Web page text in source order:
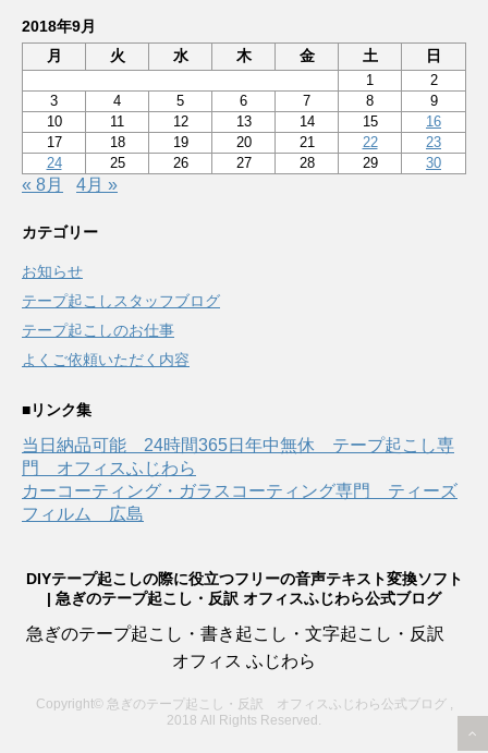
2018年9月
月
火 水 木 金 土 日
1
2
3
4 5 6 7 8
9
10
11 12 13 14 15
16
17
18 19 20 21 22
23
24
25 26 27 28 29 30
« 8月 4月 »
カテゴリー
お知らせ
テープ起こしスタッフブログ
テープ起こしのお仕事
よくご依頼いただく内容
■リンク集
当日納品可能 24時間365日年中無休 テープ起こし専
門 オフィスふじわら
カーコーティング・ガラスコーティング専門 ティーズ
フィルム 広島
DIYテープ起こしの際に役立つフリーの音声テキスト変換ソフト
| 急ぎのテープ起こし・反訳 オフィスふじわら公式ブログ
急ぎのテープ起こし・書き起こし・文字起こし・反訳
オフィス ふじわら
Copyright© 急ぎのテープ起こし・反訳 オフィスふじわら公式ブログ ,
2018 All Rights Reserved.